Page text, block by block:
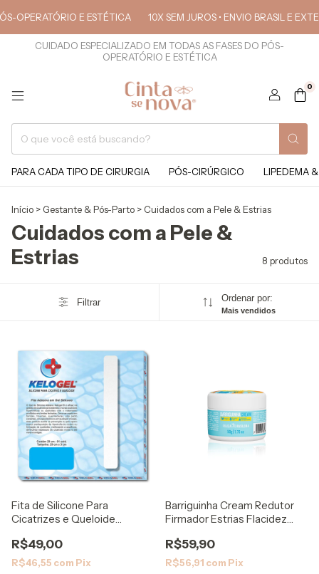
E ESTÉTICA 10X SEM JUROS • ENVIO BRASIL E EXTERIOR
CUIDADO ESPECIALIZADO EM TODAS AS FASES DO PÓS-
OPERATÓRIO E ESTÉTICA
0
PARA CADA TIPO DE CIRURGIA PÓS-CIRÚRGICO LIPEDEMA
Início > Gestante & Pós-Parto > Cuidados com a Pele & Estrias
Cuidados com a Pele &
Estrias
8 produtos
Filtrar Ordenar por:
Mais vendidos
Fita de Silicone Para
Cicatrizes e Queloide
R$49,00
R$46,55 com Pix
Barriguinha Cream Redutor
Firmador Estrias Flacidez
R$59,90
R$56,91 com Pix